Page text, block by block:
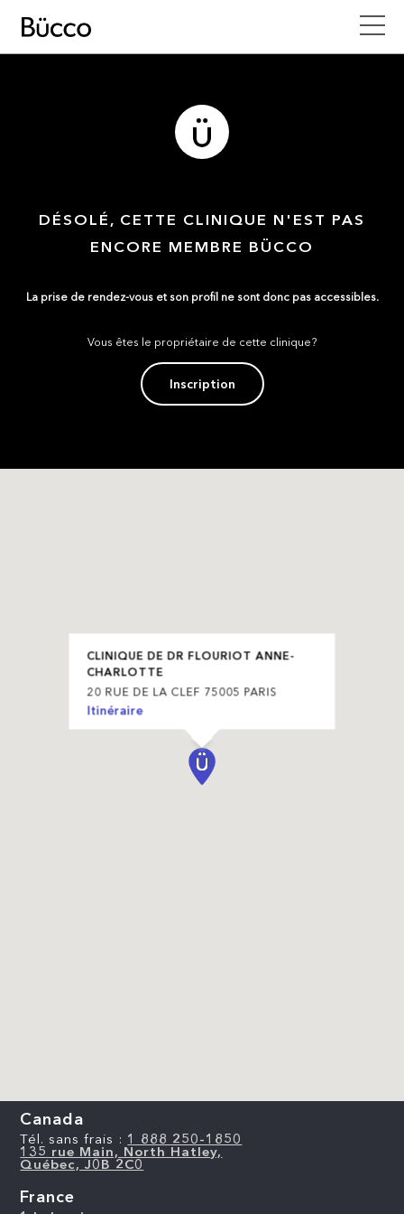
DÉSOLÉ, CETTE CLINIQUE N'EST PAS
ENCORE MEMBRE BÜCCO
La prise de rendez-vous et son profil ne sont donc pas accessibles.
Vous êtes le propriétaire de cette clinique?
Inscription
CLINIQUE DE DR FLOURIOT ANNE-
CHARLOTTE
20 RUE DE LA CLEF 75005 PARIS
Itinéraire
Canada
Tél. sans frais : 1 888 250-1850
135 rue Main, North Hatley,
Québec, J0B 2C0
France